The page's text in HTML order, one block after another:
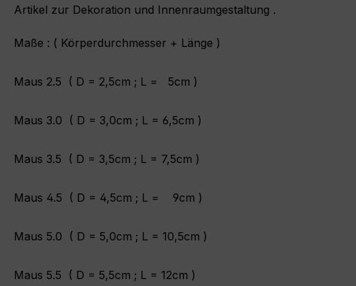
Artikel zur Dekoration und Innenraumgestaltung .
Maße : ( Körperdurchmesser + Länge )
Maus 2.5 ( D = 2,5cm ; L = 5cm )
Maus 3.0 ( D = 3,0cm ; L = 6,5cm )
Maus 3.5 ( D = 3,5cm ; L = 7,5cm )
Maus 4.5 ( D = 4,5cm ; L = 9cm )
Maus 5.0 ( D = 5,0cm ; L = 10,5cm )
Maus 5.5 ( D = 5,5cm ; L = 12cm )